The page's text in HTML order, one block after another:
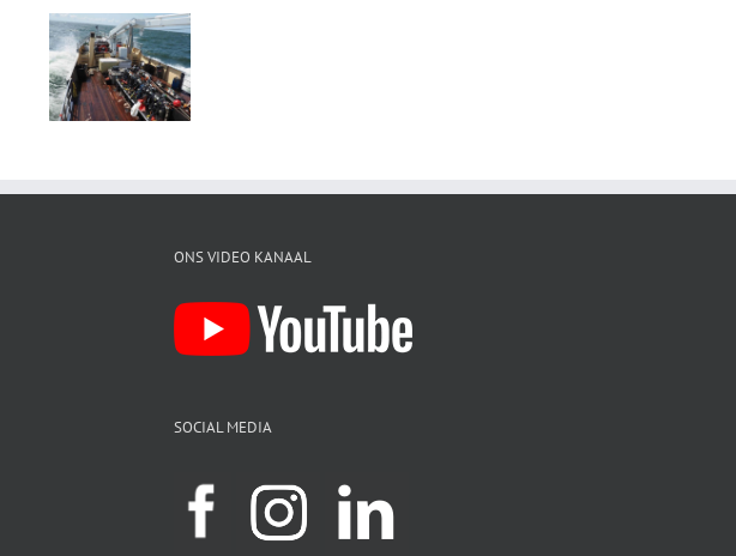
ONS VIDEO KANAAL
SOCIAL MEDIA